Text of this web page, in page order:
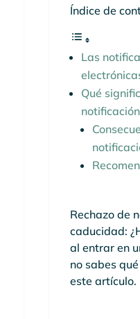
Índice de
Las
Qué
Rechazo de
caducidad:
al entrar en
no sabes
este artículo.